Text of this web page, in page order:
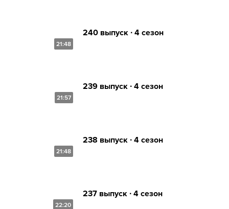
21:48
240 выпуск ∙ 4 сезон
21:57
239 выпуск ∙ 4 сезон
21:48
238 выпуск ∙ 4 сезон
22:20
237 выпуск ∙ 4 сезон